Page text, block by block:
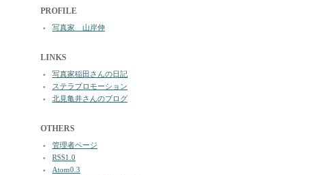
PROFILE
写真家 山岸伸
LINKS
写真家稲田さんの日記
ステラプロモーション
北見亀井さんのブログ
OTHERS
管理者ページ
RSS1.0
Atom0.3